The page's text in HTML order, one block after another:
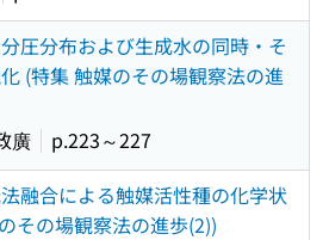
圧分布および生成水の同時・そ
(特集 触媒のその場観察法の進
廣
p.223～227
融合による触媒活性種の化学状
その場観察法の進歩(2))